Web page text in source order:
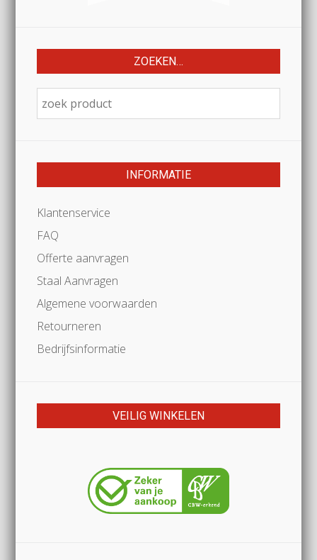
ZOEKEN…
INFORMATIE
Klantenservice
FAQ
Offerte aanvragen
Staal Aanvragen
Algemene voorwaarden
Retourneren
Bedrijfsinformatie
VEILIG WINKELEN